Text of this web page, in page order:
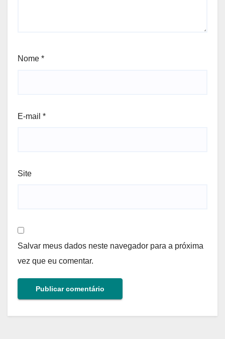
Nome *
E-mail *
Site
Salvar meus dados neste navegador para a próxima
vez que eu comentar.